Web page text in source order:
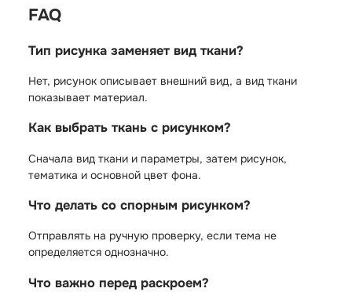
FAQ
Тип рисунка заменяет вид ткани?
Нет, рисунок описывает внешний вид, а вид ткани
показывает материал.
Как выбрать ткань с рисунком?
Сначала вид ткани и параметры, затем рисунок,
тематика и основной цвет фона.
Что делать со спорным рисунком?
Отправлять на ручную проверку, если тема не
определяется однозначно.
Что важно перед раскроем?